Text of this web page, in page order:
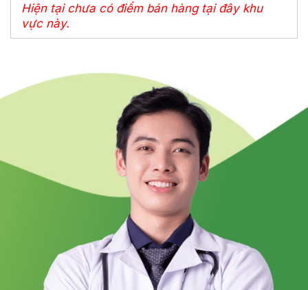
Hiện tại chưa có điểm bán hàng tại đây khu
vực này.